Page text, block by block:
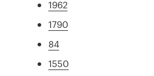
1962
1790
84
1550